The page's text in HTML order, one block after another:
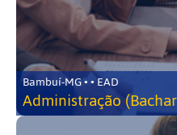
Bambuí-MG • • EAD
Administração